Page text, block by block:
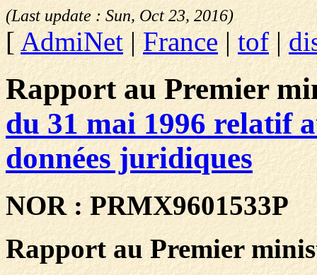
(Last update :Sun, Oct 23, 2016)
[AdmiNet|France|tof|
Rapport au Premier
du 31 mai 1996 relatif
données juridiques
NOR : PRMX9601533P
Rapport au Premier